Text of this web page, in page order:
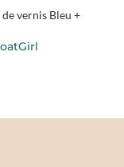
vernis Bleu +